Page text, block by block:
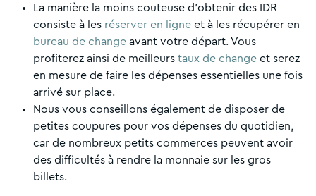
La manière la moins couteuse d’obtenir des IDR
consiste à les réserver en ligne et à les récupérer en
bureau de change avant votre départ. Vous
profiterez ainsi de meilleurs taux de change et serez
en mesure de faire les dépenses essentielles une fois
arrivé sur place.
Nous vous conseillons également de disposer de
petites coupures pour vos dépenses du quotidien,
car de nombreux petits commerces peuvent avoir
des difficultés à rendre la monnaie sur les gros
billets.